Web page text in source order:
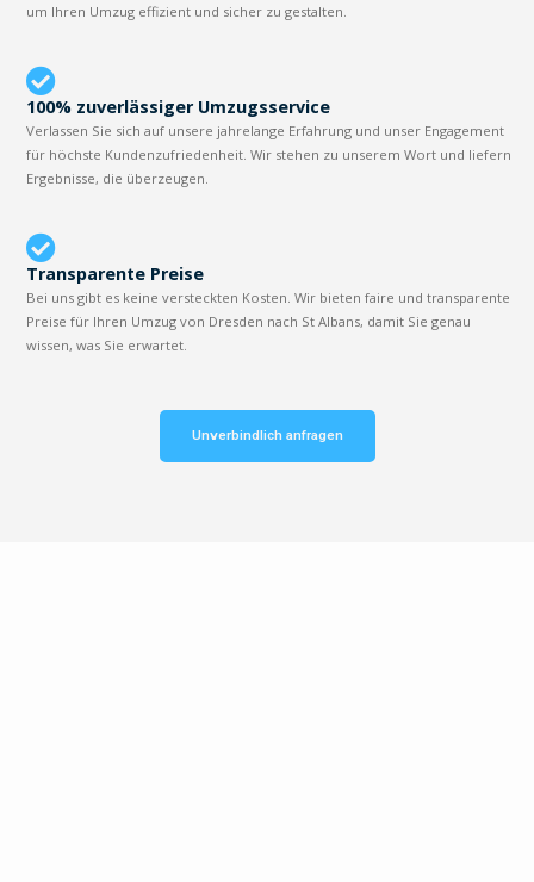
um Ihren Umzug effizient und sicher zu gestalten.
100% zuverlässiger Umzugsservice
Verlassen Sie sich auf unsere jahrelange Erfahrung und unser Engagement
für höchste Kundenzufriedenheit. Wir stehen zu unserem Wort und liefern
Ergebnisse, die überzeugen.
Transparente Preise
Bei uns gibt es keine versteckten Kosten. Wir bieten faire und transparente
Preise für Ihren Umzug von Dresden nach St Albans, damit Sie genau
wissen, was Sie erwartet.
Unverbindlich anfragen